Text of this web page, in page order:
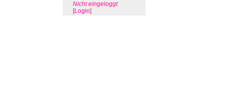
Nicht eingeloggt
[Login]